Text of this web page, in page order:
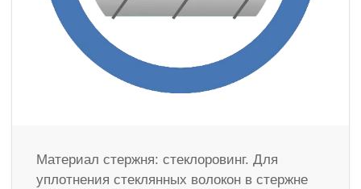
Материал стержня: стеклоровинг. Для
уплотнения стеклянных волокон в стержне